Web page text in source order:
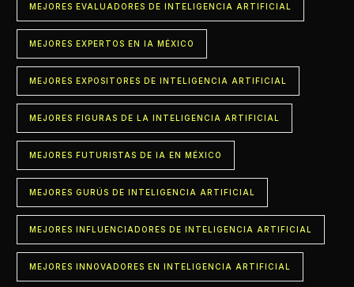
MEJORES EVALUADORES DE INTELIGENCIA ARTIFICIAL
MEJORES EXPERTOS EN IA MÉXICO
MEJORES EXPOSITORES DE INTELIGENCIA ARTIFICIAL
MEJORES FIGURAS DE LA INTELIGENCIA ARTIFICIAL
MEJORES FUTURISTAS DE IA EN MÉXICO
MEJORES GURÚS DE INTELIGENCIA ARTIFICIAL
MEJORES INFLUENCIADORES DE INTELIGENCIA ARTIFICIAL
MEJORES INNOVADORES EN INTELIGENCIA ARTIFICIAL